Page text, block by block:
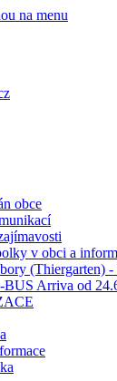
na menu
obce
v obci a
(Thiergarten) -
BUS Arriva od